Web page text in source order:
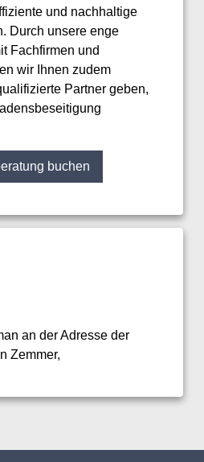
und nachhaltige
Durch unsere enge
Fachfirmen und
wir Ihnen zudem
Partner geben,
buchen
an der Adresse der
Zemmer,